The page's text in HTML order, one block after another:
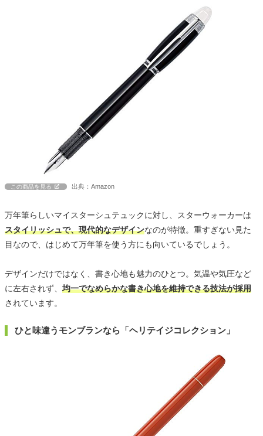
この商品を見る 出典：Amazon
万年筆らしいマイスターシュテュックに対し、スターウォーカーは
スタイリッシュで、現代的なデザインなのが特徴。重すぎない見た
目なので、はじめて万年筆を使う方にも向いているでしょう。
デザインだけではなく、書き心地も魅力のひとつ。気温や気圧など
に左右されず、 均一でなめらかな書き心地を維持できる技法が採用
されています。
ひと味違うモンブランなら「ヘリテイジコレクション」